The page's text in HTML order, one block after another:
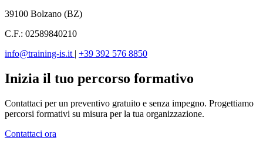
39100 Bolzano (BZ)
C.F.: 02589840210
info@training-is.it | +39 392 576 8850
Inizia il tuo percorso formativo
Contattaci per un preventivo gratuito e senza impegno. Progettiamo
percorsi formativi su misura per la tua organizzazione.
Contattaci ora